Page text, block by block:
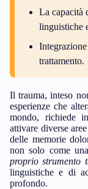
La capacità
linguistiche
trattamento.
Il trauma, inteso
esperienze che
mondo, richiede
attivare diverse
delle memorie
non solo come
proprio strumento
linguistiche e di
profondo.